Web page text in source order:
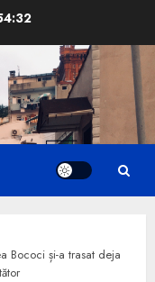
Bococi și-a trasat deja